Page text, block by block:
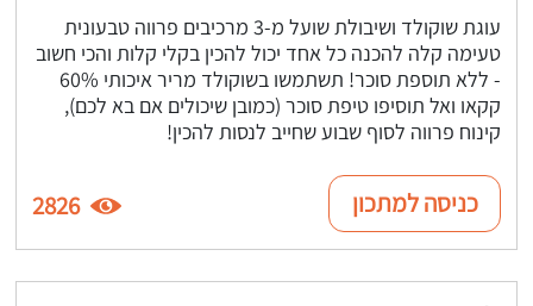
עוגת שוקולד ושיבולת שועל מ-3 מרכיבים פרווה טבעונית
טעימה קלה להכנה כל אחד יכול להכין בקלי קלות והכי חשוב
- ללא תוספת סוכר! תשתמשו בשוקולד מריר איכותי 60%
קקאו ואל תוסיפו טיפת סוכר (כמובן שיכולים אם בא לכם),
קינוח פרווה לסוף שבוע שחייב לנסות להכין!
כניסה למתכון 2826